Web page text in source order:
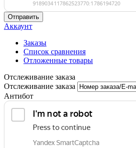
Отправить
Аккаунт
Заказы
Список сравнения
Отложенные товары
Отслеживание заказа
Отслеживание заказа
Антибот